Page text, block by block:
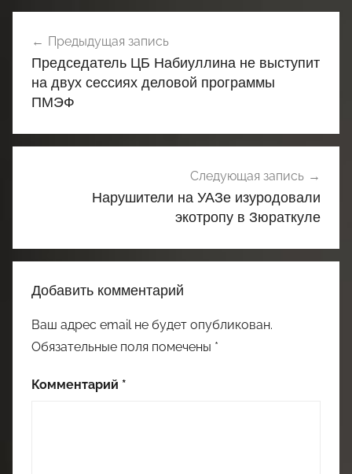
по
записям
Предыдущая запись
Председатель ЦБ Набиуллина не выступит
на двух сессиях деловой программы
ПМЭФ
Следующая запись
Нарушители на УАЗе изуродовали
экотропу в Зюраткуле
Добавить комментарий
Ваш адрес email не будет опубликован.
Обязательные поля помечены *
Комментарий *